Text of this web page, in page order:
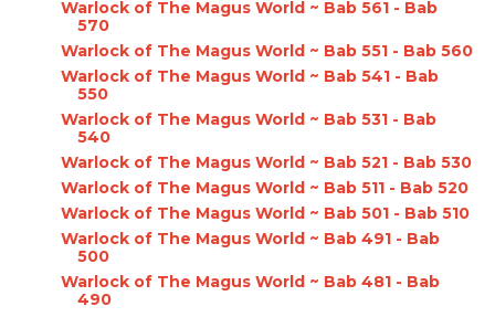
Warlock of The Magus World ~ Bab 561 - Bab
570
Warlock of The Magus World ~ Bab 551 - Bab 560
Warlock of The Magus World ~ Bab 541 - Bab
550
Warlock of The Magus World ~ Bab 531 - Bab
540
Warlock of The Magus World ~ Bab 521 - Bab 530
Warlock of The Magus World ~ Bab 511 - Bab 520
Warlock of The Magus World ~ Bab 501 - Bab 510
Warlock of The Magus World ~ Bab 491 - Bab
500
Warlock of The Magus World ~ Bab 481 - Bab
490